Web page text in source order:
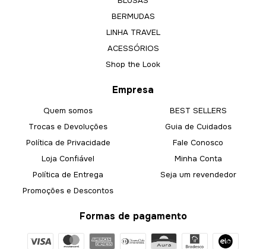
BERMUDAS
LINHA TRAVEL
ACESSÓRIOS
Shop the Look
Empresa
Quem somos
Trocas e Devoluções
Política de Privacidade
Loja Confiável
Política de Entrega
Promoções e Descontos
BEST SELLERS
Guia de Cuidados
Fale Conosco
Minha Conta
Seja um revendedor
Formas de pagamento